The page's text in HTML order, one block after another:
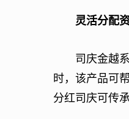
灵活分配
司庆金越系
时，该产品可
分红司庆可传